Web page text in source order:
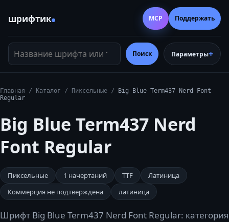
шрифтик
Название шрифта или тег
Поиск Параметры
MCP Поддержать
Главная / Каталог / Пиксельные /
Big Blue Term437 Nerd Font
Regular
Big Blue Term437 Nerd
Font Regular
Пиксельные 1 начертаний TTF
Латиница
Коммерция не подтверждена
латиница
Шрифт Big Blue Term437 Nerd Font Regular: категория